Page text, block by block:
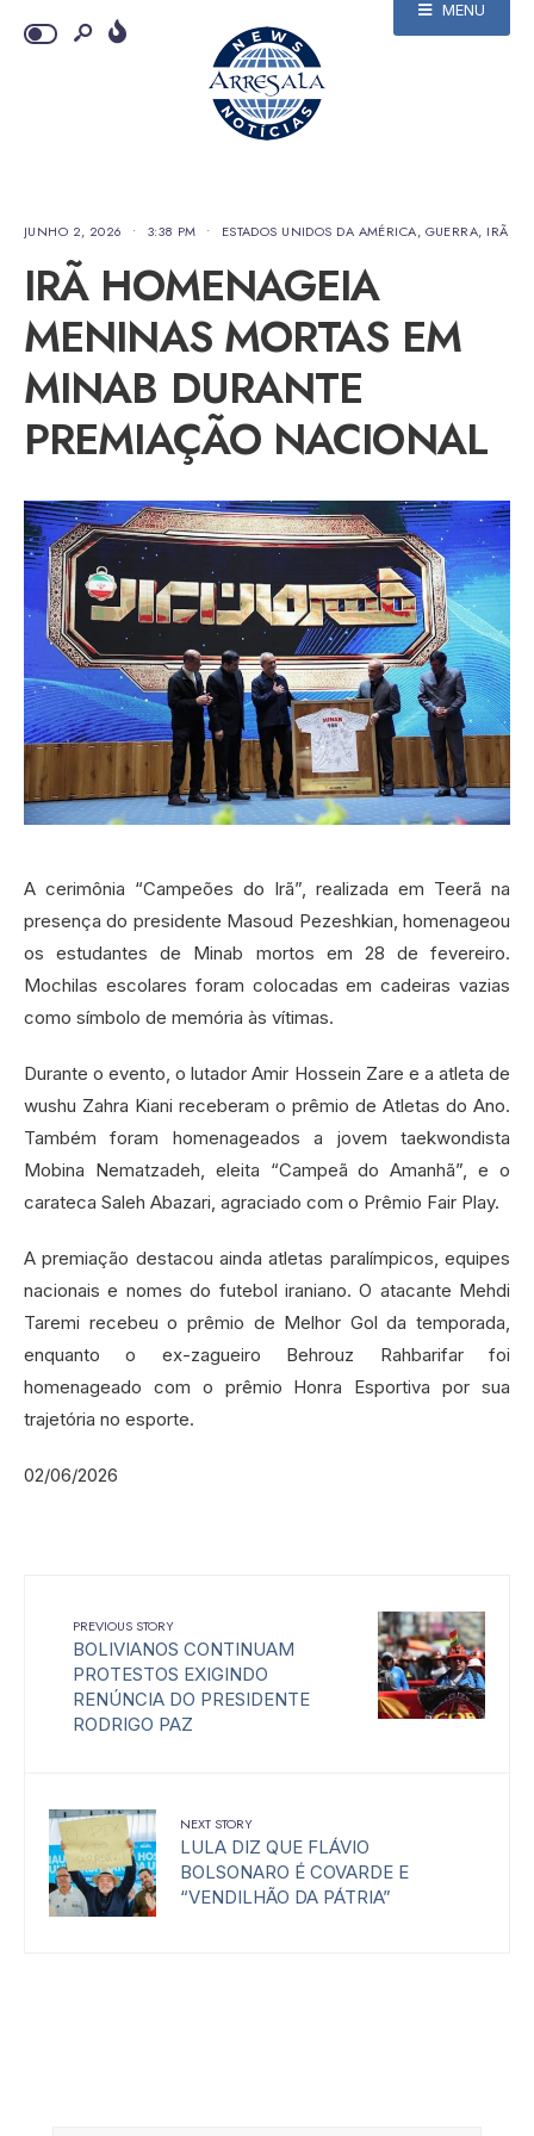
MENU
JUNHO 2, 2026 • 3:38 PM • ESTADOS UNIDOS DA AMÉRICA, GUERRA, IRÃ
IRÃ HOMENAGEIA
MENINAS MORTAS EM
MINAB DURANTE
PREMIAÇÃO NACIONAL
A cerimônia “Campeões do Irã”, realizada em Teerã na
presença do presidente Masoud Pezeshkian, homenageou
os estudantes de Minab mortos em 28 de fevereiro.
Mochilas escolares foram colocadas em cadeiras vazias
como símbolo de memória às vítimas.
Durante o evento, o lutador Amir Hossein Zare e a atleta de
wushu Zahra Kiani receberam o prêmio de Atletas do Ano.
Também foram homenageados a jovem taekwondista
Mobina Nematzadeh, eleita “Campeã do Amanhã”, e o
carateca Saleh Abazari, agraciado com o Prêmio Fair Play.
A premiação destacou ainda atletas paralímpicos, equipes
nacionais e nomes do futebol iraniano. O atacante Mehdi
Taremi recebeu o prêmio de Melhor Gol da temporada,
enquanto o ex-zagueiro Behrouz Rahbarifar foi
homenageado com o prêmio Honra Esportiva por sua
trajetória no esporte.
02/06/2026
PREVIOUS STORY
BOLIVIANOS CONTINUAM
PROTESTOS EXIGINDO
RENÚNCIA DO PRESIDENTE
RODRIGO PAZ
NEXT STORY
LULA DIZ QUE FLÁVIO
BOLSONARO É COVARDE E
“VENDILHÃO DA PÁTRIA”